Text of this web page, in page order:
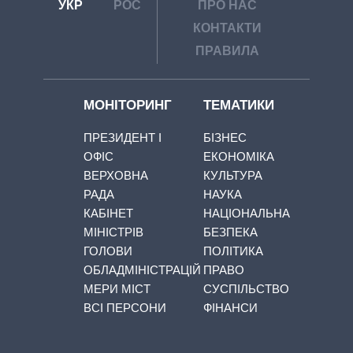
УКР РОС
ПРО НАС
КОНТАКТИ
ПРАВИЛА
МОНІТОРИНГ
ПРЕЗИДЕНТ І
ОФІС
ВЕРХОВНА
РАДА
КАБІНЕТ
МІНІСТРІВ
ГОЛОВИ
ОБЛАДМІНІСТРАЦІЙ
МЕРИ МІСТ
ВСІ ПЕРСОНИ
ТЕМАТИКИ
БІЗНЕС
ЕКОНОМІКА
КУЛЬТУРА
НАУКА
НАЦІОНАЛЬНА
БЕЗПЕКА
ПОЛІТИКА
ПРАВО
СУСПІЛЬСТВО
ФІНАНСИ